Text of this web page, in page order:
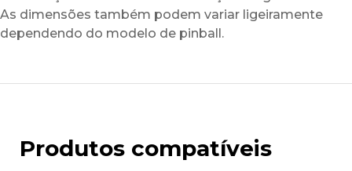
As dimensões também podem variar ligeiramente
dependendo do modelo de pinball.
Produtos compatíveis